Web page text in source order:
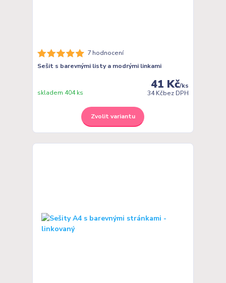
7 hodnocení
Sešit s barevnými listy a modrými linkami
41 Kč/ks
34 Kčbez DPH
skladem 404 ks
Zvolit variantu